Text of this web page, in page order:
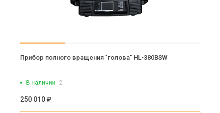
Прибор полного вращения "голова" HL-380BSW
В наличии 2
250 010 ₽